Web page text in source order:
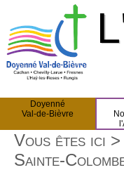
Doyenné
Val-de-Bièvre
Vous êtes ici >
Sainte-